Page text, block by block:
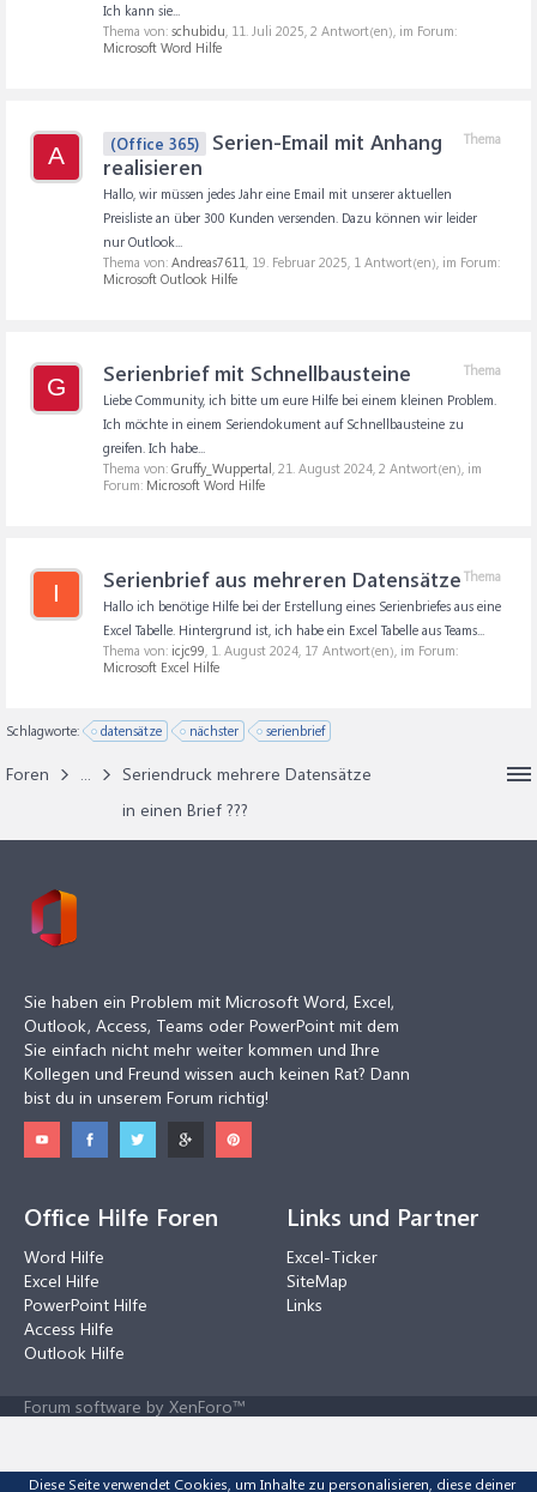
Ich kann sie...
Thema von: schubidu, 11. Juli 2025, 2 Antwort(en), im Forum:
Microsoft Word Hilfe
A
Thema
(Office 365)
Serien-Email mit Anhang
realisieren
Hallo, wir müssen jedes Jahr eine Email mit unserer aktuellen
Preisliste an über 300 Kunden versenden. Dazu können wir leider
nur Outlook...
Thema von: Andreas7611, 19. Februar 2025, 1 Antwort(en), im Forum:
Microsoft Outlook Hilfe
G
Thema
Serienbrief mit Schnellbausteine
Liebe Community, ich bitte um eure Hilfe bei einem kleinen Problem.
Ich möchte in einem Seriendokument auf Schnellbausteine zu
greifen. Ich habe...
Thema von: Gruffy_Wuppertal, 21. August 2024, 2 Antwort(en), im
Forum: Microsoft Word Hilfe
I
Thema
Serienbrief aus mehreren Datensätze
Hallo ich benötige Hilfe bei der Erstellung eines Serienbriefes aus eine
Excel Tabelle. Hintergrund ist, ich habe ein Excel Tabelle aus Teams...
Thema von: icjc99, 1. August 2024, 17 Antwort(en), im Forum:
Microsoft Excel Hilfe
Schlagworte: datensätze nächster serienbrief
Foren ...
Seriendruck mehrere Datensätze
in einen Brief ???
Sie haben ein Problem mit Microsoft Word, Excel,
Outlook, Access, Teams oder PowerPoint mit dem
Sie einfach nicht mehr weiter kommen und Ihre
Kollegen und Freund wissen auch keinen Rat? Dann
bist du in unserem Forum richtig!
Office Hilfe Foren
Word Hilfe
Excel Hilfe
PowerPoint Hilfe
Access Hilfe
Outlook Hilfe
Links und Partner
Excel-Ticker
SiteMap
Links
Forum software by XenForo™
Diese Seite verwendet Cookies, um Inhalte zu personalisieren, diese deiner